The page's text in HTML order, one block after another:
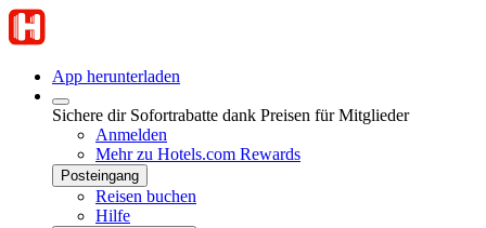
App herunterladen
Sichere dir Sofortrabatte dank Preisen für Mitglieder
Anmelden
Mehr zu Hotels.com Rewards
Posteingang
Reisen buchen
Hilfe